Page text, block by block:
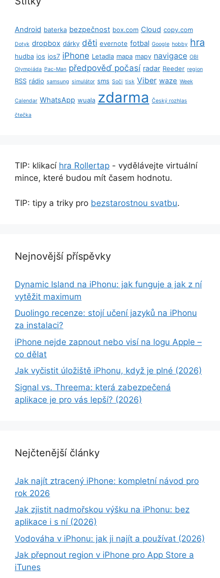
Android baterka bezpečnost box.com Cloud copy.com
Dotyk dropbox dárky děti evernote fotbal Google hobby hra
hudba ios ios7 iPhone Letadla mapa mapy navigace OBI
Olympiáda Pac-Man předpověď počasí radar Reeder region
RSS rádio samsung simulátor sms Soči tisk Viber waze Week
Calendar WhatsApp wuala zdarma Český rozhlas
čtečka
TIP: klikací hra Rollertap - vydělávejte virtuální
mince, které budou mít časem hodnotu.
TIP: tipy a triky pro bezstarostnou svatbu.
Nejnovější příspěvky
Dynamic Island na iPhonu: jak funguje a jak z ní
vytěžit maximum
Duolingo recenze: stojí učení jazyků na iPhonu
za instalaci?
iPhone nejde zapnout nebo visí na logu Apple –
co dělat
Jak vyčistit úložiště iPhonu, když je plné (2026)
Signal vs. Threema: která zabezpečená
aplikace je pro vás lepší? (2026)
Nejčtenější články
Jak najít ztracený iPhone: kompletní návod pro
rok 2026
Jak zjistit nadmořskou výšku na iPhonu: bez
aplikace i s ní (2026)
Vodováha v iPhonu: jak ji najít a používat (2026)
Jak přepnout region v iPhone pro App Store a
iTunes